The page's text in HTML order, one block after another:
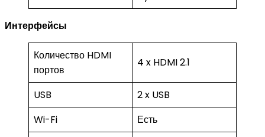
Интерфейсы
Количество HDMI
портов
4 x HDMI 2.1
USB
2 x USB
Wi-Fi
Есть